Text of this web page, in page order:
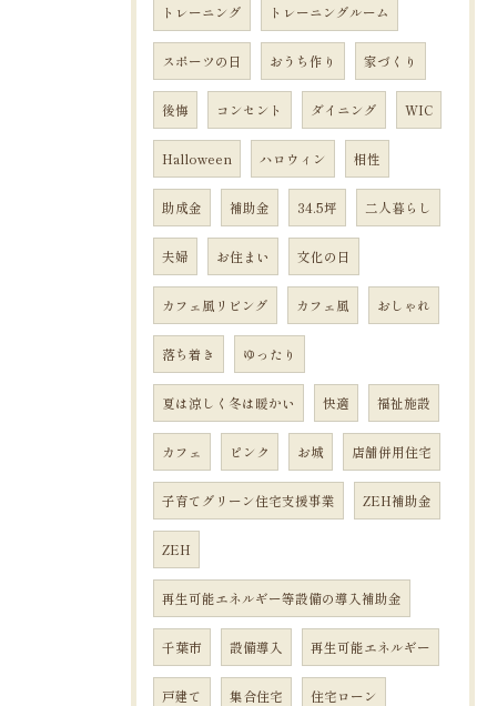
トレーニング トレーニングルーム
スポーツの日 おうち作り 家づくり
後悔 コンセント ダイニング WIC
Halloween ハロウィン 相性
助成金 補助金 34.5坪 二人暮らし
夫婦 お住まい 文化の日
カフェ風リビング カフェ風 おしゃれ
落ち着き ゆったり
夏は涼しく冬は暖かい 快適 福祉施設
カフェ ピンク お城 店舗併用住宅
子育てグリーン住宅支援事業 ZEH補助金
ZEH
再生可能エネルギー等設備の導入補助金
千葉市 設備導入 再生可能エネルギー
戸建て 集合住宅 住宅ローン